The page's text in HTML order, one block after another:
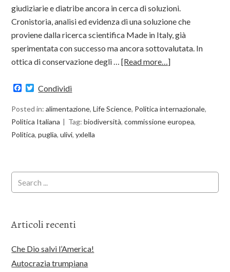
giudiziarie e diatribe ancora in cerca di soluzioni.
Cronistoria, analisi ed evidenza di una soluzione che
proviene dalla ricerca scientifica Made in Italy, già
sperimentata con successo ma ancora sottovalutata. In
ottica di conservazione degli …[Read more…]
Facebook
Twitter
Condividi
Posted in:alimentazione,Life Science, Politica internazionale,
Politica Italiana
Tag:biodiversità,commissione europea,
Politica,puglia,ulivi,yxlella
Articoli recenti
Che Dio salvi l’America!
Autocrazia trumpiana